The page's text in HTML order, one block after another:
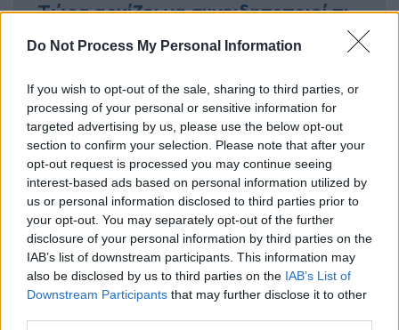
Do Not Process My Personal Information
If you wish to opt-out of the sale, sharing to third parties, or
processing of your personal or sensitive information for
targeted advertising by us, please use the below opt-out
section to confirm your selection. Please note that after your
opt-out request is processed you may continue seeing
interest-based ads based on personal information utilized by
us or personal information disclosed to third parties prior to
your opt-out. You may separately opt-out of the further
disclosure of your personal information by third parties on the
IAB’s list of downstream participants. This information may
also be disclosed by us to third parties on the IAB’s List of
Downstream Participants that may further disclose it to other
«Τώρα αρχίζει να συνειδητοποιεί τι
έχει συμβεί» - Την Τετάρτη θα
απολογηθεί ο 50χρονος που έπνιξε
την αδερφή του στη Θεσσαλονίκη
Ο πατέρας τόνισε επανειλημμένα πως ο
του ήταν αγαπητός στην κοινωνία της
Θεσσαλονίκης, υπογραμμίζοντας ότι: «Ο
σκοπός τώρα είναι πώς θα γίνει να τον
απαλλάξουν οι δικαστές. Είναι καλό παιδί.
Όπου να πας, όλοι συγχαρητήρια μού δίνουν.
Όλος ο κόσμος». Παράλληλα, για τη σχέση